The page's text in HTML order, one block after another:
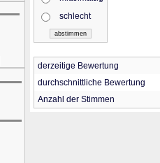
schlecht
derzeitige Bewertung
durchschnittliche Bewertung
Anzahl der Stimmen